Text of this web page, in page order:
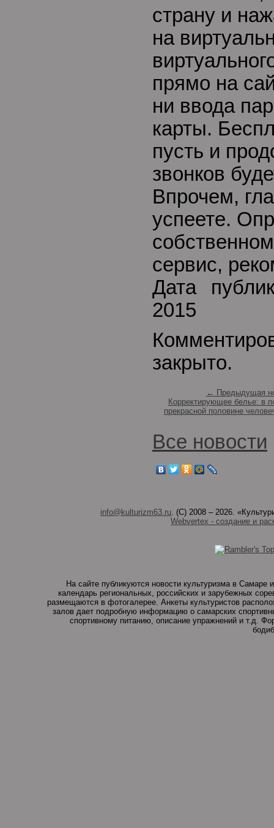
страну и
на
прямо на
ни ввода
карты.
пусть и
звонков
Впрочем,
успеете.
сервис,
Дата
2015
закрыто.
← Предыдущая
Корректирующее белье: в
прекрасной половине
Все новости
info@kulturizm63.ru. (C) 2008 – 2026.
Webvertex - создание и
На сайте публикуются новости культуризма в
календарь региональных, российских и зарубежных
размещаются в фотогалерее. Анкеты культуристов
залов дает подробную информацию о самарских
спортивному питанию, описание упражнений и т.д.